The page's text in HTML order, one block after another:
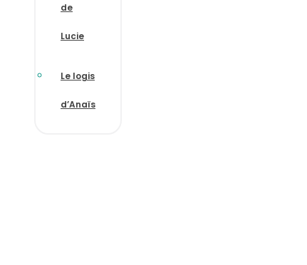
de
Lucie
Le logis
d’Anaïs